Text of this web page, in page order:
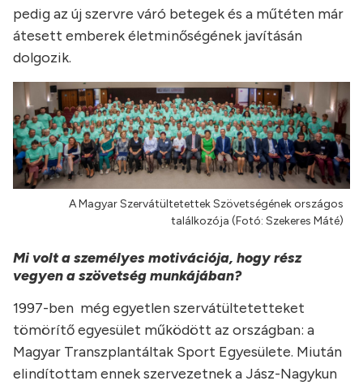
pedig az új szervre váró betegek és a műtéten már
átesett emberek életminőségének javításán
dolgozik.
A Magyar Szervátültetettek Szövetségének országos
találkozója (Fotó: Szekeres Máté)
Mi volt a személyes motivációja, hogy rész
vegyen a szövetség munkájában?
1997-ben még egyetlen szervátültetetteket
tömörítő egyesület működött az országban: a
Magyar Transzplantáltak Sport Egyesülete. Miután
elindítottam ennek szervezetnek a Jász-Nagykun